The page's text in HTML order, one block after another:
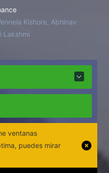
Kishore, Abhinav
Lakshmi
ventanas
puedes mirar